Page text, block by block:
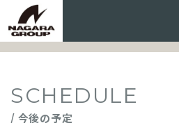
SCHEDULE
/ 今後の予定